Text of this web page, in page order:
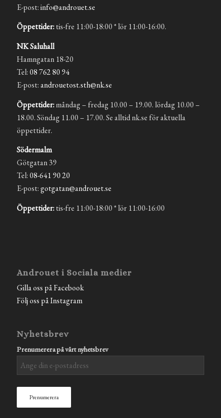
E-post:info@androuet.se
Öppettider:tis-fre 11:00-18:00 * lör 11:00-16:00.
NK Saluhall
Hamngatan 18-20
Tel:08 762 80 94
E-post:androuetost.sth@nk.se
Öppettider:måndag – fredag 10.00 – 19.00. lördag 10.00 –
18.00. Söndag 11.00 – 17.00. Se alltid nk.se för aktuella
öppettider.
Södermalm
Götgatan 39
Tel:08-641 90 20
E-post:gotgatan@androuet.se
Öppettider:tis-fre 11:00-18:00 * lör 11:00-16:00
Androuet i Sociala medier
Gilla oss på Facebook
Följ oss på Instagram
Nyhetsbrev
Prenumerera på vårt nyhetsbrev